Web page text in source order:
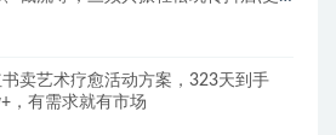
卖艺术疗愈活动方案，323天到手
，有需求就有市场